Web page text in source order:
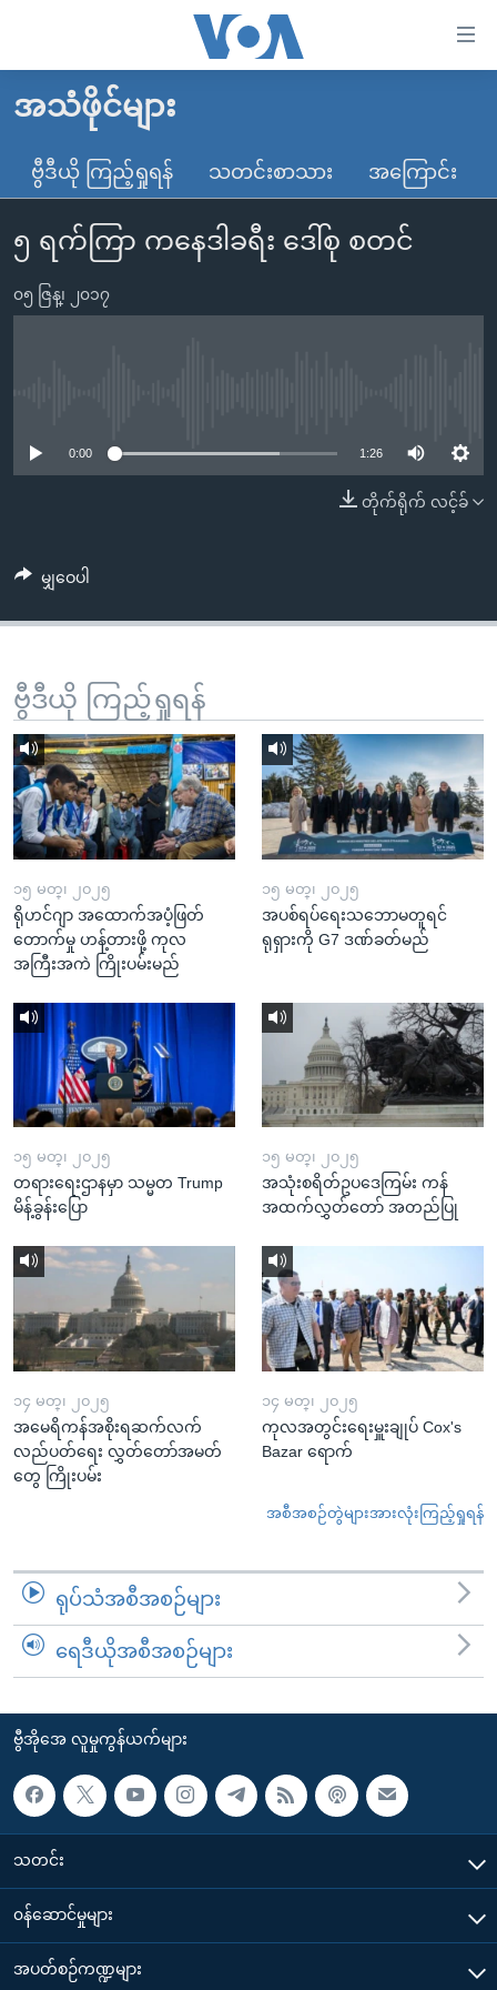
လွယ်ကူ
သည့်
များ
ပင်မ
ပင်မ
စာမျက်နှာ
ကျော်
ရန်
ရှာဖွေ
ရန်
နေရာ
သို့
ကျော်
ရန်
မူလစာမျက်နှာ
မြန်မာ
ကမ္ဘာ့သတင်းများ
နိုင်ငံတကာ
တရုတ်
ဗွီဒီယို
ရပ်ဝန်းတခု လမ်းတခု အလွန်
ရုပ်ရှင်ထဲက အင်္ဂလိပ်စာ
တီဗွီ
ရေဒီယို/တီဗွီအစီအစဉ်
ဗွီအိုအေ လူမှုကွန်ယက်များ
ဘာသာစကားများ
အသံဖိုင်များ
ဗွီဒီယို ကြည့်ရှုရန် သတင်းစာသား အကြောင်း
၅ ရက်ကြာ ကနေဒါခရီး ဒေါ်စု စတင်
၀၅ ဇြန္၊ ၂၀၁၇
0:00 1:26
တိုက်ရိုက် လင့်ခ်
မျှဝေပါ
ဗွီဒီယို ကြည့်ရှုရန်
၁၅ မတ္၊ ၂၀၂၅
ရိုဟင်ဂျာ အထောက်အပံ့ဖြတ်
တောက်မှု ဟန့်တားဖို့ ကုလ
အကြီးအကဲ ကြိုးပမ်းမည်
၁၅ မတ္၊ ၂၀၂၅
အပစ်ရပ်ရေးသဘောမတူရင်
ရုရှားကို G7 ဒဏ်ခတ်မည်
၁၅ မတ္၊ ၂၀၂၅
တရားရေးဌာနမှာ သမ္မတ Trump
မိန့်ခွန်းပြော
၁၅ မတ္၊ ၂၀၂၅
အသုံးစရိတ်ဥပဒေကြမ်း ကန်
အထက်လွှတ်တော် အတည်ပြု
၁၄ မတ္၊ ၂၀၂၅
အမေရိကန်အစိုးရဆက်လက်
လည်ပတ်ရေး လွှတ်တော်အမတ်
တွေ ကြိုးပမ်း
၁၄ မတ္၊ ၂၀၂၅
ကုလအတွင်းရေးမှူးချုပ် Cox's
Bazar ရောက်
အစီအစဉ်တွဲများအားလုံးကြည့်ရှုရန်
ရုပ်သံအစီအစဉ်များ
ရေဒီယိုအစီအစဉ်များ
ဗွီအိုအေ လူမှုကွန်ယက်များ
သတင်း
၀န်ဆောင်မှုများ
အပတ်စဉ်ကဏ္ဍများ